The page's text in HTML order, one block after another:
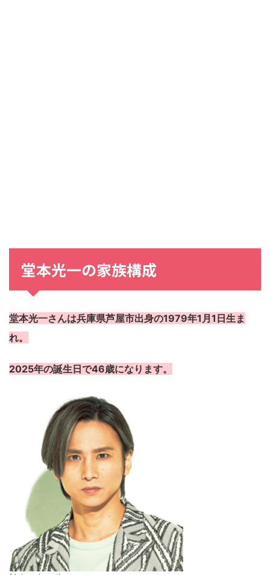
堂本光一の家族構成
堂本光一さんは兵庫県芦屋市出身の1979年1月1日生ま
れ。
2025年の誕生日で46歳になります。